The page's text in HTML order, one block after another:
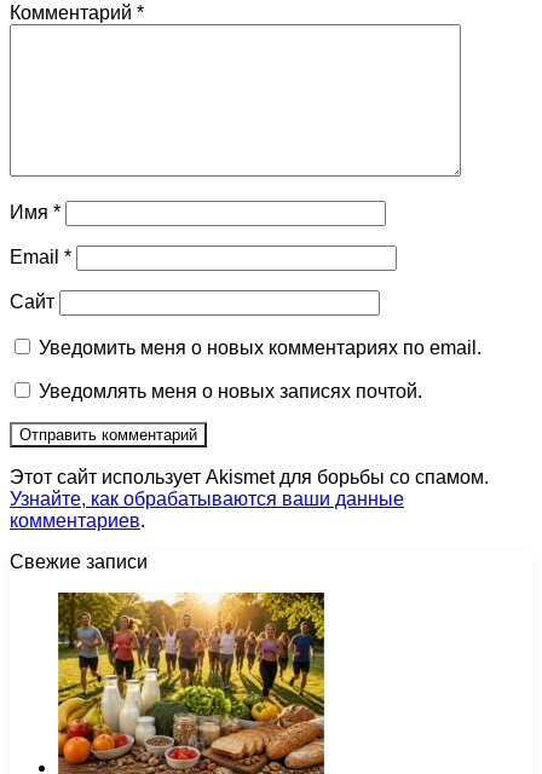
Комментарий *
Имя *
Email *
Сайт
Уведомить меня о новых комментариях по email.
Уведомлять меня о новых записях почтой.
Этот сайт использует Akismet для борьбы со спамом.
Узнайте, как обрабатываются ваши данные
комментариев.
Свежие записи